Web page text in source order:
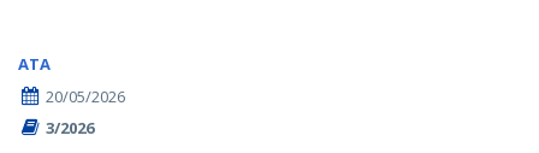
ATA
20/05/2026
3/2026